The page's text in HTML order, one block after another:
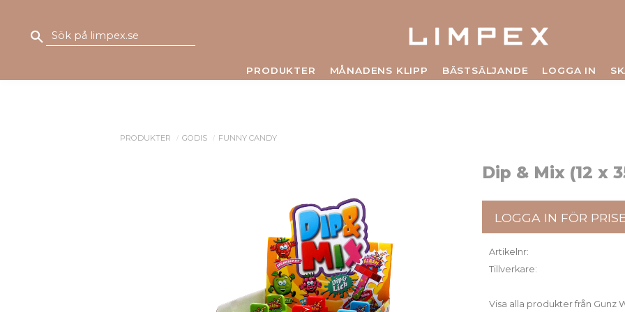
PRODUKTER MÅNADENS KLIPP BÄSTSÄLJANDE LOGGA IN
PRODUKTER GODIS FUNNY CANDY
Dip & Mix (12 x
LOGGA IN FÖR
Artikelnr
Tillverkare
Visa alla produkter från Gunz